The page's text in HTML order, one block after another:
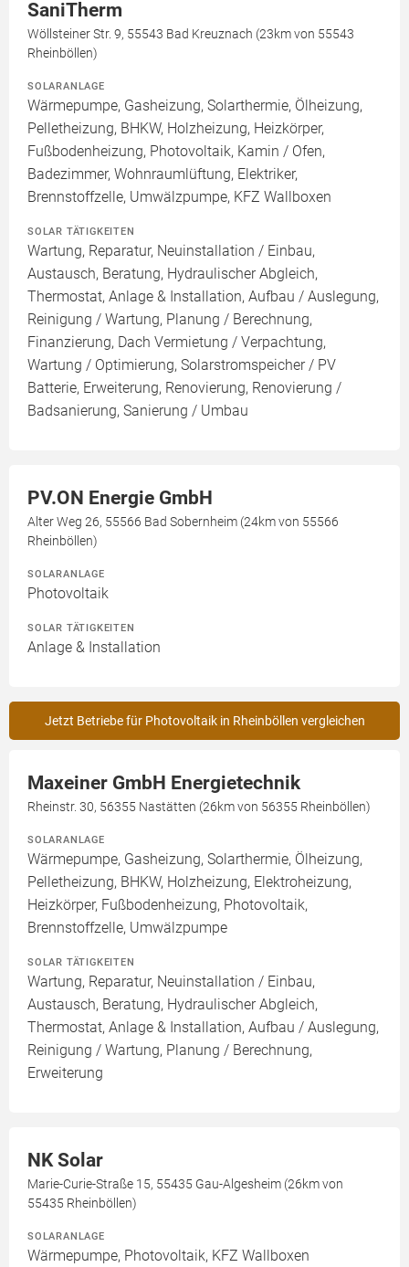
SaniTherm
Wöllsteiner Str. 9, 55543 Bad Kreuznach (23km von 55543
Rheinböllen)
SOLARANLAGE
Wärmepumpe, Gasheizung, Solarthermie, Ölheizung,
Pelletheizung, BHKW, Holzheizung, Heizkörper,
Fußbodenheizung, Photovoltaik, Kamin / Ofen,
Badezimmer, Wohnraumlüftung, Elektriker,
Brennstoffzelle, Umwälzpumpe, KFZ Wallboxen
SOLAR TÄTIGKEITEN
Wartung, Reparatur, Neuinstallation / Einbau,
Austausch, Beratung, Hydraulischer Abgleich,
Thermostat, Anlage & Installation, Aufbau / Auslegung,
Reinigung / Wartung, Planung / Berechnung,
Finanzierung, Dach Vermietung / Verpachtung,
Wartung / Optimierung, Solarstromspeicher / PV
Batterie, Erweiterung, Renovierung, Renovierung /
Badsanierung, Sanierung / Umbau
PV.ON Energie GmbH
Alter Weg 26, 55566 Bad Sobernheim (24km von 55566
Rheinböllen)
SOLARANLAGE
Photovoltaik
SOLAR TÄTIGKEITEN
Anlage & Installation
Jetzt Betriebe für Photovoltaik in Rheinböllen vergleichen
Maxeiner GmbH Energietechnik
Rheinstr. 30, 56355 Nastätten (26km von 56355 Rheinböllen)
SOLARANLAGE
Wärmepumpe, Gasheizung, Solarthermie, Ölheizung,
Pelletheizung, BHKW, Holzheizung, Elektroheizung,
Heizkörper, Fußbodenheizung, Photovoltaik,
Brennstoffzelle, Umwälzpumpe
SOLAR TÄTIGKEITEN
Wartung, Reparatur, Neuinstallation / Einbau,
Austausch, Beratung, Hydraulischer Abgleich,
Thermostat, Anlage & Installation, Aufbau / Auslegung,
Reinigung / Wartung, Planung / Berechnung,
Erweiterung
NK Solar
Marie-Curie-Straße 15, 55435 Gau-Algesheim (26km von
55435 Rheinböllen)
SOLARANLAGE
Wärmepumpe, Photovoltaik, KFZ Wallboxen